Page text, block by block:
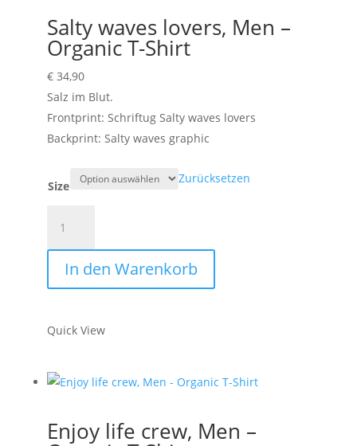
Salty waves lovers, Men –
Organic T-Shirt
€34,90
Salz im Blut.
Frontprint: Schriftug Salty waves lovers
Backprint: Salty waves graphic
Size
Zurücksetzen
waves
lovers,
Men
T-
Menge
In den Warenkorb
Quick View
Enjoy life crew, Men –